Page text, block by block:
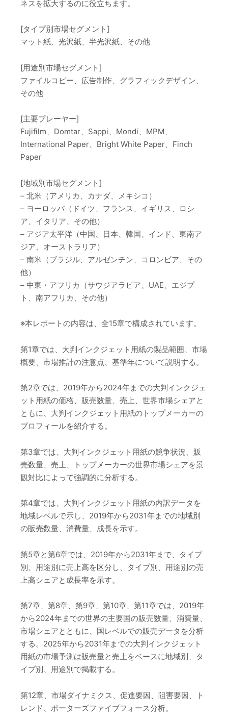
ネスを拡大するのに役立ちます。
[タイプ別市場セグメント]
マット紙、光沢紙、半光沢紙、その他
[用途別市場セグメント]
ファイルコピー、広告制作、グラフィックデザイン、
その他
[主要プレーヤー]
Fujifilm、Domtar、Sappi、Mondi、MPM、
International Paper、Bright White Paper、Finch
Paper
[地域別市場セグメント]
– 北米（アメリカ、カナダ、メキシコ）
– ヨーロッパ（ドイツ、フランス、イギリス、ロシ
ア、イタリア、その他）
– アジア太平洋（中国、日本、韓国、インド、東南ア
ジア、オーストラリア）
– 南米（ブラジル、アルゼンチン、コロンビア、その
他）
– 中東・アフリカ（サウジアラビア、UAE、エジプ
ト、南アフリカ、その他）
※本レポートの内容は、全15章で構成されています。
第1章では、大判インクジェット用紙の製品範囲、市場
概要、市場推計の注意点、基準年について説明する。
第2章では、2019年から2024年までの大判インクジェ
ット用紙の価格、販売数量、売上、世界市場シェアと
ともに、大判インクジェット用紙のトップメーカーの
プロフィールを紹介する。
第3章では、大判インクジェット用紙の競争状況、販
売数量、売上、トップメーカーの世界市場シェアを景
観対比によって強調的に分析する。
第4章では、大判インクジェット用紙の内訳データを
地域レベルで示し、2019年から2031年までの地域別
の販売数量、消費量、成長を示す。
第5章と第6章では、2019年から2031年まで、タイプ
別、用途別に売上高を区分し、タイプ別、用途別の売
上高シェアと成長率を示す。
第7章、第8章、第9章、第10章、第11章では、2019年
から2024年までの世界の主要国の販売数量、消費量、
市場シェアとともに、国レベルでの販売データを分析
する。2025年から2031年までの大判インクジェット
用紙の市場予測は販売量と売上をベースに地域別、タ
イプ別、用途別で掲載する。
第12章、市場ダイナミクス、促進要因、阻害要因、ト
レンド、ポーターズファイブフォース分析。